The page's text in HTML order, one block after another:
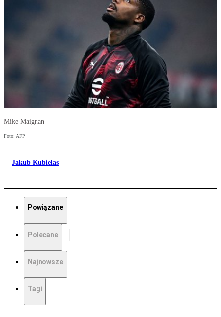
Mike Maignan
Foto: AFP
Jakub Kubielas
Powiązane
Polecane
Najnowsze
Tagi